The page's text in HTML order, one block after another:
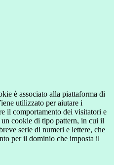
è associato alla piattaforma di
utilizzato per aiutare i
il comportamento dei visitatori e
cookie di tipo pattern, in cui il
serie di numeri e lettere, che
per il dominio che imposta il